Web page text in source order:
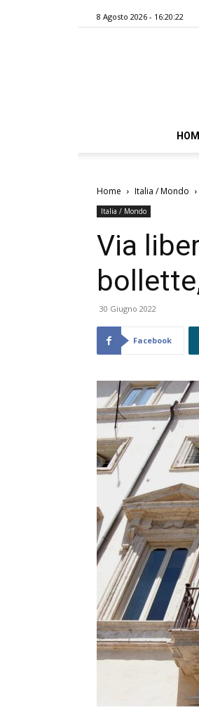
8 Agosto 2026 - 16:20:22
Home Italia / Mondo
Italia / Mondo
Via
30 Giugno 2022
Facebook